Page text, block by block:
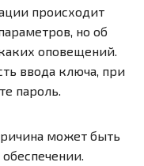
происходит
но об
оповещений.
ввода ключа, при
пароль.
может быть